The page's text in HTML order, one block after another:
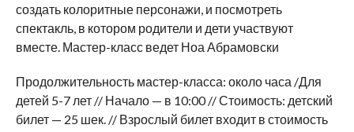
создать колоритные персонажи, и посмотреть
спектакль, в котором родители и дети участвуют
вместе. Мастер-класс ведет Ноа Абрамовски
Продолжительность мастер-класса: около часа /Для
детей 5-7 лет // Начало — в 10:00 // Стоимость: детский
билет — 25 шек. // Взрослый билет входит в стоимость